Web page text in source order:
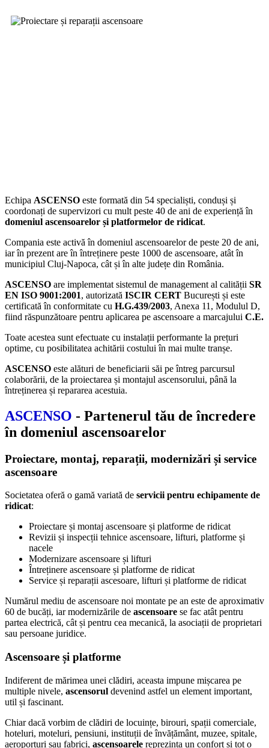
Echipa ASCENSO este formată din 54 specialiști, conduși și
coordonați de supervizori cu mult peste 40 de ani de experiență în
domeniul ascensoarelor și platformelor de ridicat.
Compania este activă în domeniul ascensoarelor de peste 20 de ani,
iar în prezent are în întreținere peste 1000 de ascensoare, atât în
municipiul Cluj-Napoca, cât și în alte județe din România.
ASCENSO are implementat sistemul de management al calității SR
EN ISO 9001:2001, autorizată ISCIR CERT București și este
certificată în conformitate cu H.G.439/2003, Anexa 11, Modulul D,
fiind răspunzătoare pentru aplicarea pe ascensoare a marcajului C.E.
Toate acestea sunt efectuate cu instalații performante la prețuri
optime, cu posibilitatea achitării costului în mai multe tranșe.
ASCENSO este alături de beneficiarii săi pe întreg parcursul
colaborării, de la proiectarea și montajul ascensorului, până la
întreținerea și repararea acestuia.
ASCENSO - Partenerul tău de încredere
în domeniul ascensoarelor
Proiectare, montaj, reparații, modernizări și service
ascensoare
Societatea oferă o gamă variată de servicii pentru echipamente de
ridicat:
Proiectare și montaj ascensoare și platforme de ridicat
Revizii și inspecții tehnice ascensoare, lifturi, platforme și
nacele
Modernizare ascensoare și lifturi
Întreținere ascensoare și platforme de ridicat
Service și reparații ascesoare, lifturi și platforme de ridicat
Numărul mediu de ascensoare noi montate pe an este de aproximativ
60 de bucăți, iar modernizările de ascensoare se fac atât pentru
partea electrică, cât și pentru cea mecanică, la asociații de proprietari
sau persoane juridice.
Ascensoare și platforme
Indiferent de mărimea unei clădiri, aceasta impune mișcarea pe
multiple nivele, ascensorul devenind astfel un element important,
util și fascinant.
Chiar dacă vorbim de clădiri de locuințe, birouri, spații comerciale,
hoteluri, moteluri, pensiuni, instituții de învățământ, muzee, spitale,
aeroporturi sau fabrici, ascensoarele reprezinta un confort și tot o